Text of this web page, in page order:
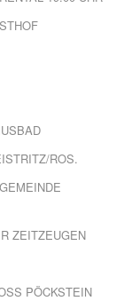
ROS.
ZEITZEUGEN
PÖCKSTEIN